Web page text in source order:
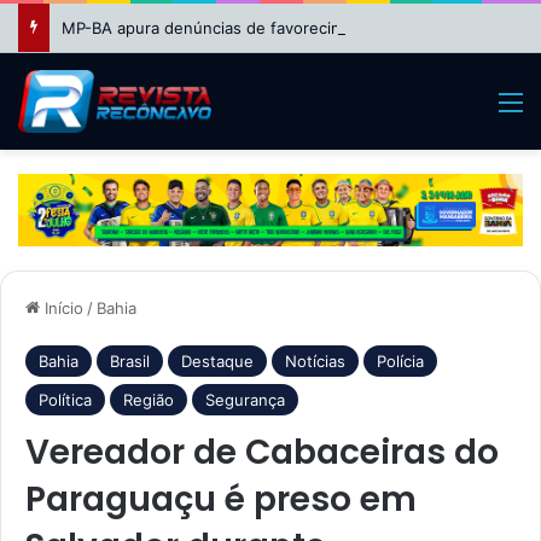
Início / Bahia
Bahia Brasil Destaque Notícias
Polícia
Política
Região Segurança
Vereador de Cabaceiras do
Paraguaçu é preso em